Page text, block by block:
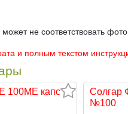
не соответствовать фото
и полным текстом
100МЕ капс
Солгар
№100